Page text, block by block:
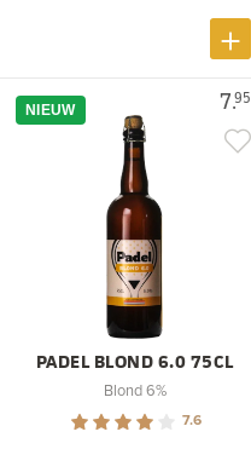
7.95
NIEUW
PADEL BLOND 6.0 75CL
Blond 6%
7.6